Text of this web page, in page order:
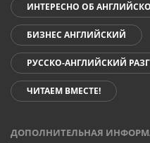
ИНТЕРЕСНО ОБ
БИЗНЕС АНГЛИЙСКИЙ
РУССКО-АНГЛИЙСКИЙ
ЧИТАЕМ ВМЕСТЕ!
ДОПОЛНИТЕЛЬНАЯ